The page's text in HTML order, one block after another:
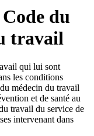
du
travail
qui lui sont
les conditions
médecin du travail
et de santé au
travail du service de
intervenant dans